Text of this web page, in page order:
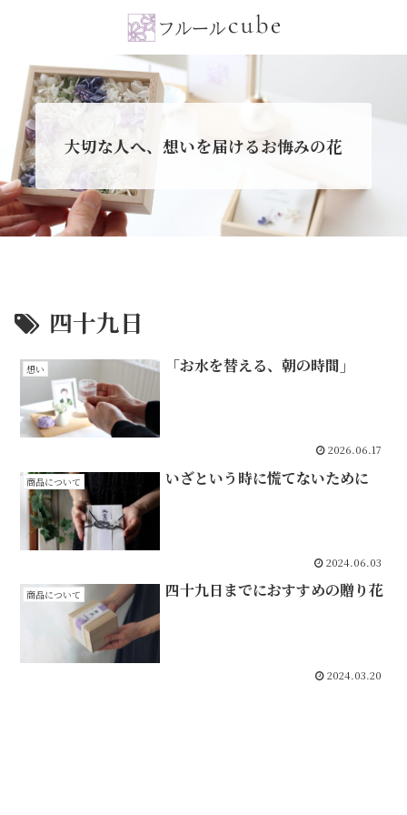
大切な人へ、想いを届けるお悔みの花
四十九日
想い 「お水を替える、朝の時間」
2026.06.17
商品について いざという時に慌てないために
2024.06.03
商品について 四十九日までにおすすめの贈り花
2024.03.20